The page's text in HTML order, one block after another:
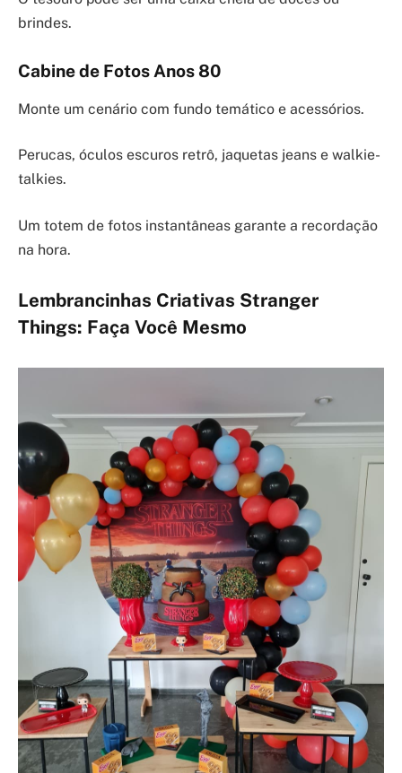
brindes.
Cabine de Fotos Anos 80
Monte um cenário com fundo temático e acessórios.
Perucas, óculos escuros retrô, jaquetas jeans e walkie-
talkies.
Um totem de fotos instantâneas garante a recordação
na hora.
Lembrancinhas Criativas Stranger
Things: Faça Você Mesmo